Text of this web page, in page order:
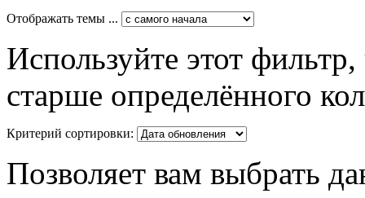
Отображать темы ...
Используйте этот
старше определённого
Критерий сортировки:
Позволяет вам выбрать